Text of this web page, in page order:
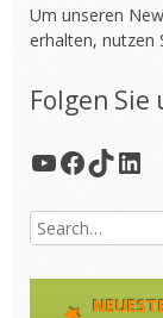
Um unseren
erhalten, nutzen
Folgen
YouTube
Facebook
TikTok